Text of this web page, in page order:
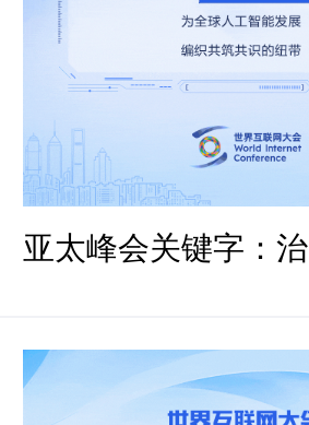
亚太峰会关键字：治